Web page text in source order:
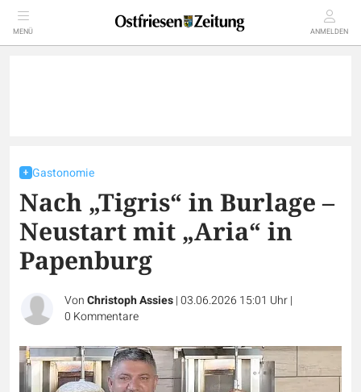
MENÜ ANMELDEN
Gastonomie
Nach „Tigris“ in Burlage –
Neustart mit „Aria“ in
Papenburg
VonChristoph Assies|03.06.2026 15:01 Uhr|
0 Kommentare